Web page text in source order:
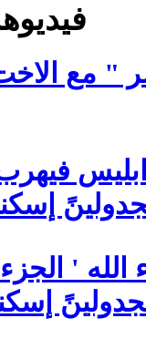
" مع
إسكندر 18 مارس
'
إسكندر 11 فبراير